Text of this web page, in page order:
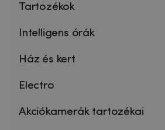
Tartozékok
Intelligens órák
Ház és kert
Electro
Akciókamerák tartozékai